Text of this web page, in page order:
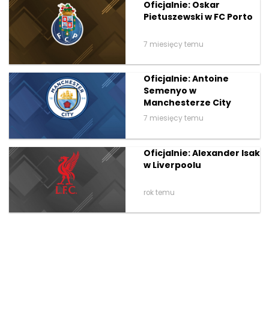
Oficjalnie: Oskar
Pietuszewski w FC Porto
7 miesięcy temu
Oficjalnie: Antoine
Semenyo w
Manchesterze City
7 miesięcy temu
Oficjalnie: Alexander Isak
w Liverpoolu
rok temu